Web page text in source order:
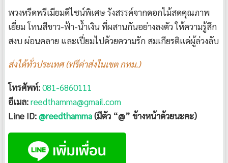
พวงหรีดพรีเมียมดีไซน์พิเศษ รังสรรค์จากดอกไม้สดคุณภาพ
เยี่ยม โทนสีขาว-ฟ้า-น้ำเงิน ที่ผสานกันอย่างลงตัว ให้ความรู้สึก
สงบ ผ่อนคลาย และเปี่ยมไปด้วยความรัก สมเกียรติแด่ผู้ล่วงลับ
ส่งได้ทั่วประเทศ (ฟรีค่าส่งในเขต กทม.)
โทรศัพท์:081-6860111
อีเมล:reedthamma@gmail.com
Line ID:@reedthamma(มีตัว “@” ข้างหน้าด้วยนะคะ)